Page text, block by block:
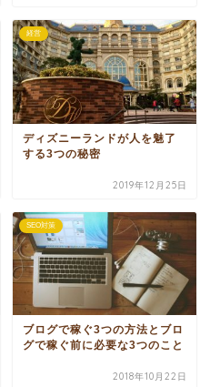
経営
ディズニーランドが人を魅了
する3つの秘密
2019年12月25日
SEO対策
ブログで稼ぐ3つの方法とブロ
グで稼ぐ前に必要な3つのこと
2018年10月22日